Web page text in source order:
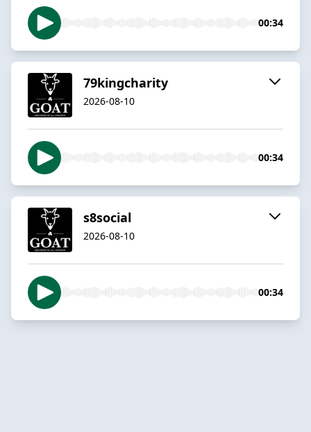
00:34
79kingcharity
2026-08-10
00:34
s8social
2026-08-10
00:34